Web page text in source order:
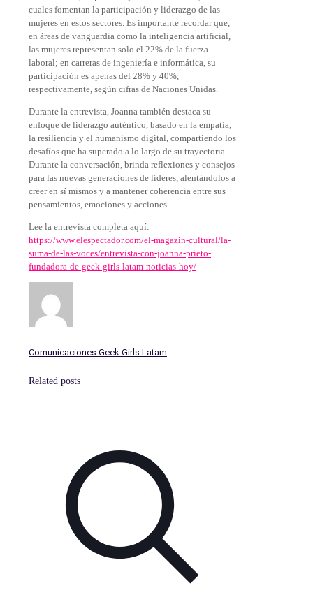
cuales fomentan la participación y liderazgo de las
mujeres en estos sectores. Es importante recordar que,
en áreas de vanguardia como la inteligencia artificial,
las mujeres representan solo el 22% de la fuerza
laboral; en carreras de ingeniería e informática, su
participación es apenas del 28% y 40%,
respectivamente, según cifras de Naciones Unidas.
Durante la entrevista, Joanna también destaca su
enfoque de liderazgo auténtico, basado en la empatía,
la resiliencia y el humanismo digital, compartiendo los
desafíos que ha superado a lo largo de su trayectoria.
Durante la conversación, brinda reflexiones y consejos
para las nuevas generaciones de líderes, alentándolos a
creer en sí mismos y a mantener coherencia entre sus
pensamientos, emociones y acciones.
Lee la entrevista completa aquí:
https://www.elespectador.com/el-magazin-cultural/la-
suma-de-las-voces/entrevista-con-joanna-prieto-
fundadora-de-geek-girls-latam-noticias-hoy/
Comunicaciones Geek Girls Latam
Related posts